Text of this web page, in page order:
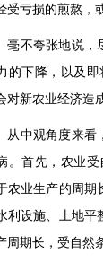
受亏损的煎熬，
夸张地说，尽
的下降，以及
对新农业经济造
观角度来看，
。首先，农业
农业生产的周期
利设施、土地平
周期长，受自然